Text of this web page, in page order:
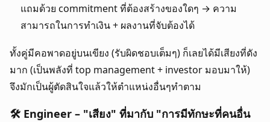
แถมด้วย commitment ที่ต้องสร้างของใดๆ → ความ
สามารถในการทำเงิน + ผลงานที่จับต้องได้
ทั้งคู่มีคอพาดอยู่บนเขียง (รับผิดชอบเต็มๆ) ก็เลยได้มีเสียงที่ดัง
มาก (เป็นพลังที่ top management + investor มอบมาให้)
จึงมักเป็นผู้ตัดสินใจแล้วให้ตำแหน่งอื่นๆทำตาม
🛠 Engineer – "เสียง" ที่มากับ "การมีทักษะที่คนอื่น